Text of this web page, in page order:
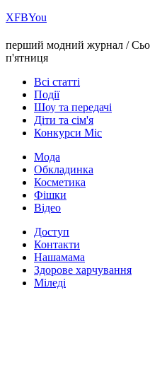
ХFBYou
перший модний журнал /
п'ятниця
Всі статті
Події
Шоу та передачі
Діти та сім'я
Конкурси Міс
Мода
Обкладинка
Косметика
Фішки
Відео
Доступ
Контакти
Нашамама
Здорове харчування
Міледі